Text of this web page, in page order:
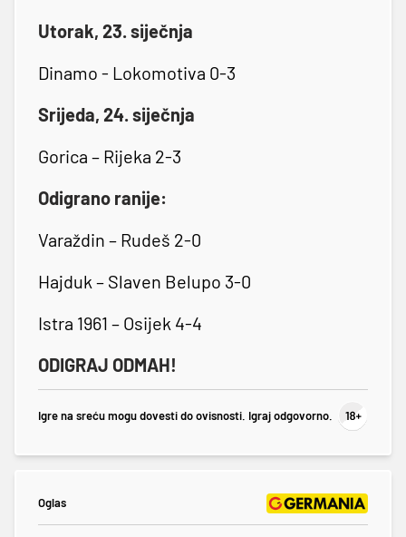
Utorak, 23. siječnja
Dinamo - Lokomotiva 0-3
Srijeda, 24. siječnja
Gorica – Rijeka 2-3
Odigrano ranije:
Varaždin – Rudeš 2-0
Hajduk – Slaven Belupo 3-0
Istra 1961 – Osijek 4-4
ODIGRAJ ODMAH!
Igre na sreću mogu dovesti do ovisnosti. Igraj odgovorno.
Oglas